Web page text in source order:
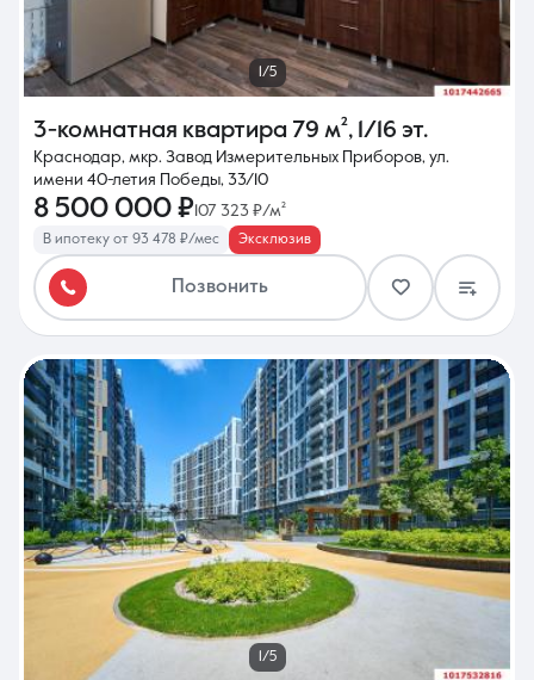
1/5
3-комнатная квартира 79 м², 1/16 эт.
Краснодар, мкр. Завод Измерительных Приборов, ул.
имени 40-летия Победы, 33/10
8 500 000 ₽ 107 323 ₽/м²
В ипотеку от 93 478 ₽/мес Эксклюзив
Позвонить
1/5